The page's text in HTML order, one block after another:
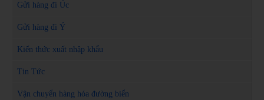
Gửi hàng đi Úc
Gửi hàng đi Ý
Kiến thức xuất nhập khẩu
Tin Tức
Vận chuyển hàng hóa đường biển